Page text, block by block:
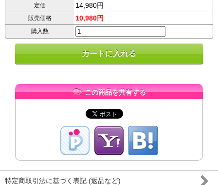
定価 14,980円
販売価格 10,980円
購入数
この商品を共有する
特定商取引法に基づく表記 (返品など)